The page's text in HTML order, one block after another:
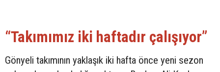
“Takımımız iki haftadır çalışıyor”
Gönyeli takımının yaklaşık iki hafta önce yeni sezon